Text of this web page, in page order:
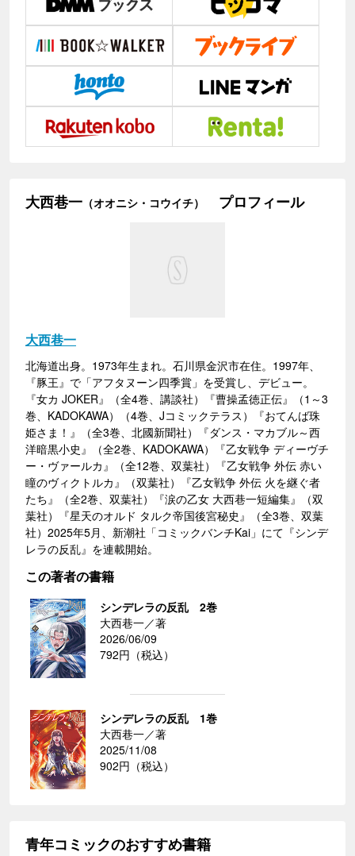
大西巷一 （オオニシ・コウイチ） プロフィール
大西巷一
北海道出身。1973年生まれ。石川県金沢市在住。1997年、
『豚王』で「アフタヌーン四季賞」を受賞し、デビュー。
『女カ JOKER』（全4巻、講談社）『曹操孟徳正伝』（1～3
巻、KADOKAWA）（4巻、Jコミックテラス）『おてんば珠
姫さま！』（全3巻、北國新聞社）『ダンス・マカブル～西
洋暗黒小史』（全2巻、KADOKAWA）『乙女戦争 ディーヴチ
ー・ヴァールカ』（全12巻、双葉社）『乙女戦争 外伝 赤い
瞳のヴィクトルカ』（双葉社）『乙女戦争 外伝 火を継ぐ者
たち』（全2巻、双葉社）『涙の乙女 大西巷一短編集』（双
葉社）『星天のオルド タルク帝国後宮秘史』（全3巻、双葉
社）2025年5月、新潮社「コミックバンチKai」にて『シンデ
レラの反乱』を連載開始。
この著者の書籍
シンデレラの反乱 2巻
大西巷一／著
2026/06/09
792円（税込）
シンデレラの反乱 1巻
大西巷一／著
2025/11/08
902円（税込）
青年コミックのおすすめ書籍